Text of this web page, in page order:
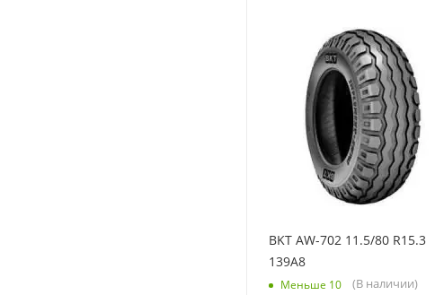
BKT AW-702 11.5/80 R15.3
139A8
Меньше 10 (В наличии)